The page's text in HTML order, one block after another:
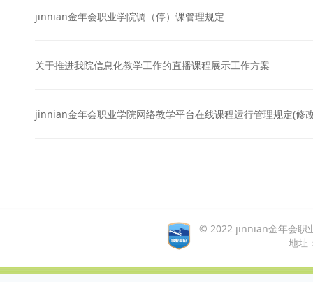
jinnian金年会职业学院调（停）课管理规定
关于推进我院信息化教学工作的直播课程展示工作方案
jinnian金年会职业学院网络教学平台在线课程运行管理规定(修
© 2022 jinnian金年会职
地址